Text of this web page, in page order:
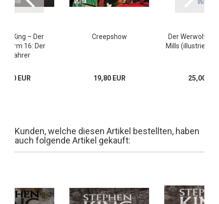
King – Der
Turm 16: Der
EUR
Creepshow
19,80 EUR
Der Werwolf
Mills (illustrierter
25,00
Kunden, welche diesen Artikel bestellten, haben
auch folgende Artikel gekauft: